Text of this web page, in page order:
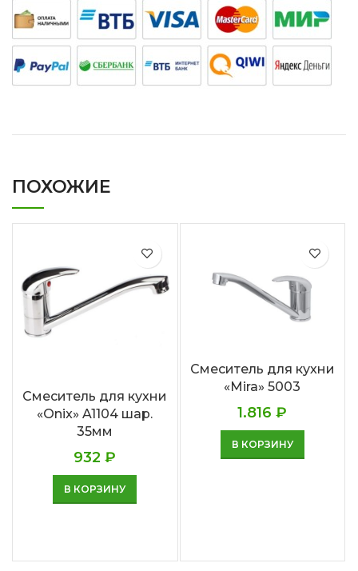
ПОХОЖИЕ
Смеситель для кухни
«Onix» A1104 шар.
35мм
932₽
В КОРЗИНУ
Смеситель для кухни
«Mira» 5003
1.816₽
В КОРЗИНУ